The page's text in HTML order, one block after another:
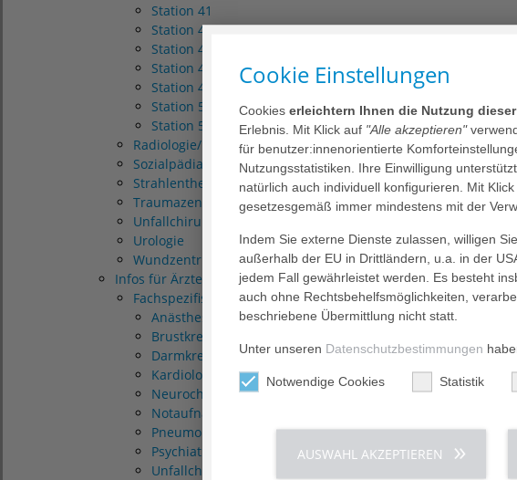
Station 41
Station 42
Station 43
Station 44
Station 49
Station 51
Station 52
Radiologie/Neuroradiologie
Sozialpädiatrisches Zentrum (SPZ)
Strahlentherapie
Traumazentrum
Unfallchirurgie/Orthopädie
Urologie
Wundzentrum
Infos für Ärzte
Fachspezifische Informationen
Anästhesie/Intensivmedizin
Brustkrebszentrum
Darmkrebszentrum
Kardiologie
Neurochirurgie
Notaufnahme
Pneumologie
Psychiatrie/Psychosomatik
Unfallchirurgie/Orthopädie
Cookie Einstellungen
Cookies erleichtern Ihnen die Nutzung
Erlebnis. Mit Klick auf "Alle akzeptieren"
für benutzer:innenorientierte
Nutzungsstatistiken. Ihre Einwilligung
natürlich auch individuell konfigurieren. Mit
gesetzesgemäß immer mindestens mit der
Indem Sie externe Dienste zulassen, willigen
außerhalb der EU in Drittländern, u.a. in der
jedem Fall gewährleistet werden. Es besteht
auch ohne Rechtsbehelfsmöglichkeiten,
beschriebene Übermittlung nicht statt.
Unter unseren Datenschutzbestimmungen
Notwendige Cookies Statistik
AUSWAHL AKZEPTIEREN